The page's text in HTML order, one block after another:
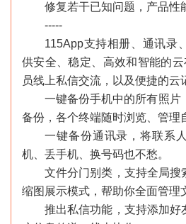
修复若干已知问题，产品性
-----
115App支持相册、通讯录
供安全、稳定、高效和智能的
员线上私信交流，以及便捷的云
一键备份手机中的所有照片
备份，各个终端随时浏览、管理
一键备份通讯录，将联系
机、丢手机、换号码也不愁。
文件分门别类，支持全局搜
缩图展示模式，帮助你全面管理
推出私信功能，支持添加好